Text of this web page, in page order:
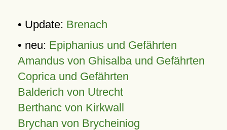
• Update: Brenach
• neu: Epiphanius und Gefährten
Amandus von Ghisalba und Gefährten
Coprica und Gefährten
Balderich von Utrecht
Berthanc von Kirkwall
Brychan von Brycheiniog